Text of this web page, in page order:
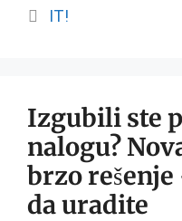
Categories
IT!
Izgubili ste
nalogu?
brzo rešenje
da uradite